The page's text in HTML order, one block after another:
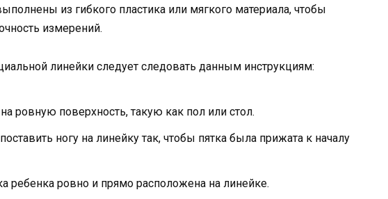
из гибкого пластика или мягкого материала, чтобы
измерений.
линейки следует следовать данным инструкциям:
ровную поверхность, такую как пол или стол.
ногу на линейку так, чтобы пятка была прижата к началу
ребенка ровно и прямо расположена на линейке.